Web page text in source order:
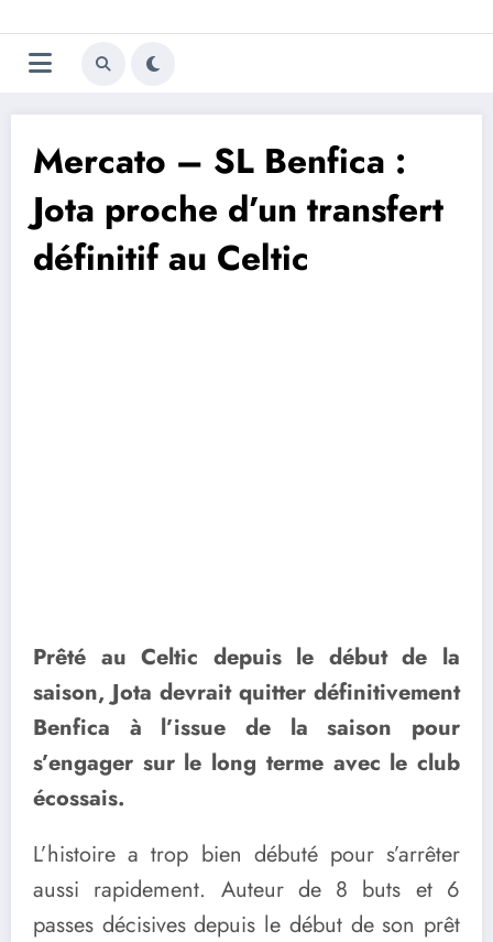
au
contenu
Trivela
L'actualité du football
Mercato – SL Benfica :
Jota proche d’un transfert
définitif au Celtic
Prêté au Celtic depuis le début de la
saison, Jota devrait quitter définitivement
Benfica à l’issue de la saison pour
s’engager sur le long terme avec le club
écossais.
L’histoire a trop bien débuté pour s’arrêter
aussi rapidement. Auteur de 8 buts et 6
passes décisives depuis le début de son prêt